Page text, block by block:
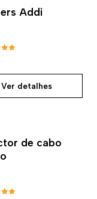
Addi
Ver detalhes
de cabo